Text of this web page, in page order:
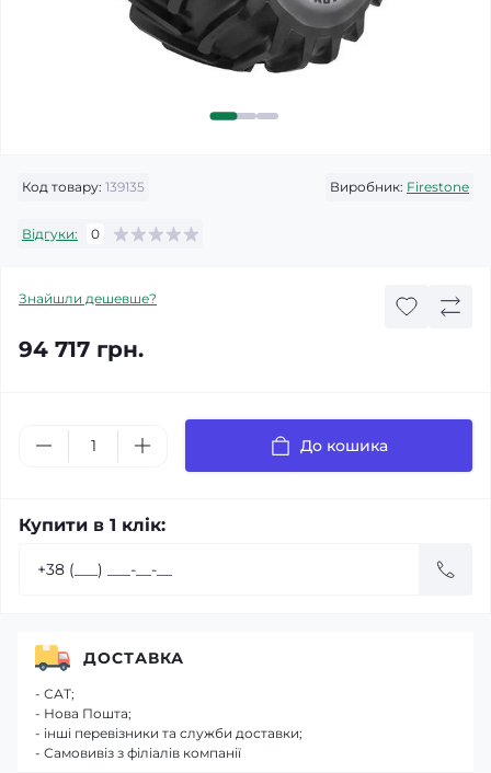
Код товару: 139135 Виробник: Firestone
Відгуки: 0
Знайшли дешевше?
94 717 грн.
До кошика
Купити в 1 клік:
ДОСТАВКА
- САТ;
- Нова Пошта;
- інші перевізники та служби доставки;
- Самовивіз з філіалів компанії